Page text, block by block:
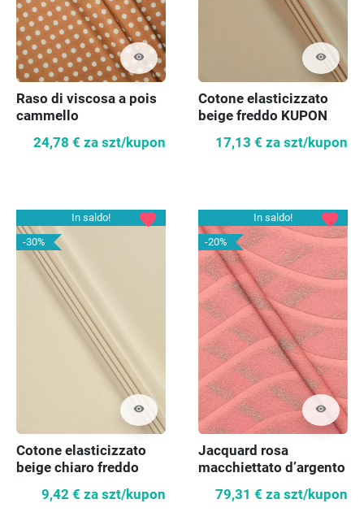
visibility
Raso di viscosa a pois
cammello
24,78 € za szt/kupon
visibility
Cotone elasticizzato
beige freddo KUPON
17,13 € za szt/kupon
In saldo!
-30%
visibility
favorite
Cotone elasticizzato
beige chiaro freddo
9,42 € za szt/kupon
In saldo!
-20%
visibility
favorite
Jacquard rosa
macchiettato d’argento
79,31 € za szt/kupon